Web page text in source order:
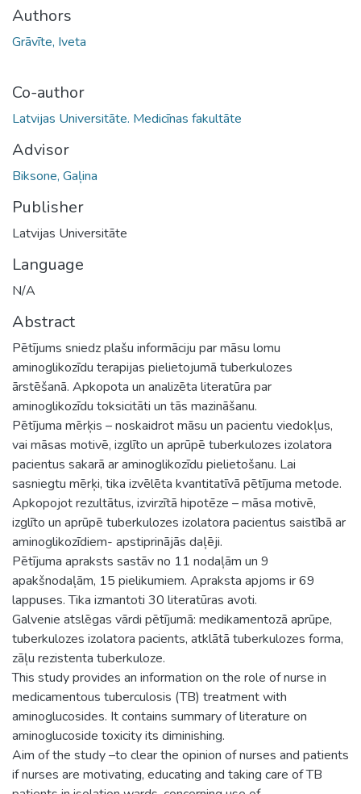
Authors
Grāvīte, Iveta
Co-author
Latvijas Universitāte. Medicīnas fakultāte
Advisor
Biksone, Gaļina
Publisher
Latvijas Universitāte
Language
N/A
Abstract
Pētījums sniedz plašu informāciju par māsu lomu
aminoglikozīdu terapijas pielietojumā tuberkulozes
ārstēšanā. Apkopota un analizēta literatūra par
aminoglikozīdu toksicitāti un tās mazināšanu.
Pētījuma mērķis – noskaidrot māsu un pacientu viedokļus,
vai māsas motivē, izglīto un aprūpē tuberkulozes izolatora
pacientus sakarā ar aminoglikozīdu pielietošanu. Lai
sasniegtu mērķi, tika izvēlēta kvantitatīvā pētījuma metode.
Apkopojot rezultātus, izvirzītā hipotēze – māsa motivē,
izglīto un aprūpē tuberkulozes izolatora pacientus saistībā ar
aminoglikozīdiem- apstiprinājās daļēji.
Pētījuma apraksts sastāv no 11 nodaļām un 9
apakšnodaļām, 15 pielikumiem. Apraksta apjoms ir 69
lappuses. Tika izmantoti 30 literatūras avoti.
Galvenie atslēgas vārdi pētījumā: medikamentozā aprūpe,
tuberkulozes izolatora pacients, atklātā tuberkulozes forma,
zāļu rezistenta tuberkuloze.
This study provides an information on the role of nurse in
medicamentous tuberculosis (TB) treatment with
aminoglucosides. It contains summary of literature on
aminoglucoside toxicity its diminishing.
Aim of the study –to clear the opinion of nurses and patients
if nurses are motivating, educating and taking care of TB